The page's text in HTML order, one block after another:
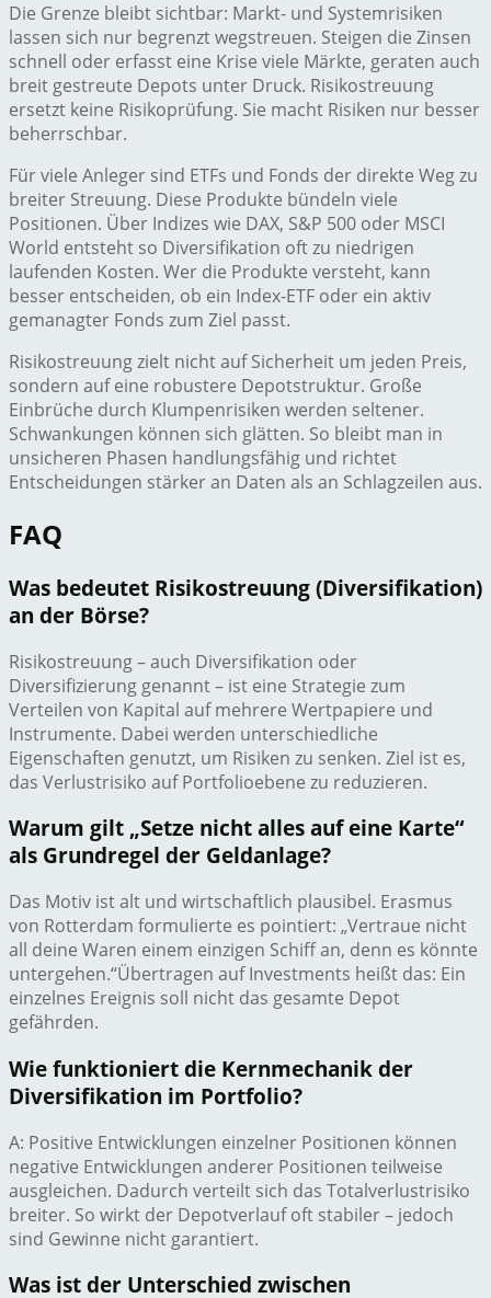
Die Grenze bleibt sichtbar: Markt- und Systemrisiken
lassen sich nur begrenzt wegstreuen. Steigen die Zinsen
schnell oder erfasst eine Krise viele Märkte, geraten auch
breit gestreute Depots unter Druck. Risikostreuung
ersetzt keine Risikoprüfung. Sie macht Risiken nur besser
beherrschbar.
Für viele Anleger sind ETFs und Fonds der direkte Weg zu
breiter Streuung. Diese Produkte bündeln viele
Positionen. Über Indizes wie DAX, S&P 500 oder MSCI
World entsteht so Diversifikation oft zu niedrigen
laufenden Kosten. Wer die Produkte versteht, kann
besser entscheiden, ob ein Index-ETF oder ein aktiv
gemanagter Fonds zum Ziel passt.
Risikostreuung zielt nicht auf Sicherheit um jeden Preis,
sondern auf eine robustere Depotstruktur. Große
Einbrüche durch Klumpenrisiken werden seltener.
Schwankungen können sich glätten. So bleibt man in
unsicheren Phasen handlungsfähig und richtet
Entscheidungen stärker an Daten als an Schlagzeilen aus.
FAQ
Was bedeutet Risikostreuung (Diversifikation)
an der Börse?
Risikostreuung – auch Diversifikation oder
Diversifizierung genannt – ist eine Strategie zum
Verteilen von Kapital auf mehrere Wertpapiere und
Instrumente. Dabei werden unterschiedliche
Eigenschaften genutzt, um Risiken zu senken. Ziel ist es,
das Verlustrisiko auf Portfolioebene zu reduzieren.
Warum gilt „Setze nicht alles auf eine Karte“
als Grundregel der Geldanlage?
Das Motiv ist alt und wirtschaftlich plausibel. Erasmus
von Rotterdam formulierte es pointiert: „Vertraue nicht
all deine Waren einem einzigen Schiff an, denn es könnte
untergehen.“Übertragen auf Investments heißt das: Ein
einzelnes Ereignis soll nicht das gesamte Depot
gefährden.
Wie funktioniert die Kernmechanik der
Diversifikation im Portfolio?
A: Positive Entwicklungen einzelner Positionen können
negative Entwicklungen anderer Positionen teilweise
ausgleichen. Dadurch verteilt sich das Totalverlustrisiko
breiter. So wirkt der Depotverlauf oft stabiler – jedoch
sind Gewinne nicht garantiert.
Was ist der Unterschied zwischen